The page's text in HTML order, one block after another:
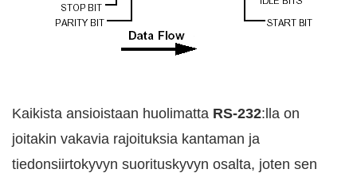
Kaikista ansioistaan huolimatta RS-232:lla on
joitakin vakavia rajoituksia kantaman ja
tiedonsiirtokyvyn suorituskyvyn osalta, joten sen